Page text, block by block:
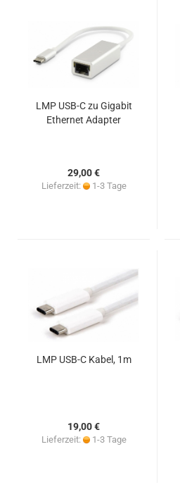
LMP USB-C zu Gigabit
Ethernet Adapter
29,00 €
Lieferzeit: 1-3 Tage
LMP USB-C Kabel, 1m
19,00 €
Lieferzeit: 1-3 Tage